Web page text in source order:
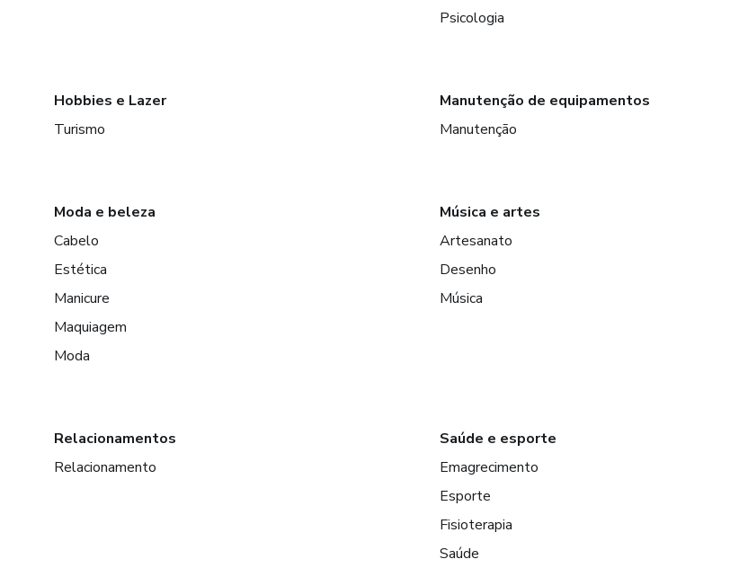
Psicologia
Hobbies e Lazer
Turismo
Manutenção de equipamentos
Manutenção
Moda e beleza
Cabelo
Estética
Manicure
Maquiagem
Moda
Música e artes
Artesanato
Desenho
Música
Relacionamentos
Relacionamento
Saúde e esporte
Emagrecimento
Esporte
Fisioterapia
Saúde